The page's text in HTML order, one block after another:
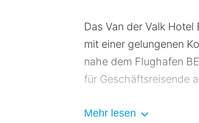
Das Van der Valk
mit einer gelungenen
nahe dem Flughafen
für Geschäftsreisende
Lage Van der Valk
Mehr lesen